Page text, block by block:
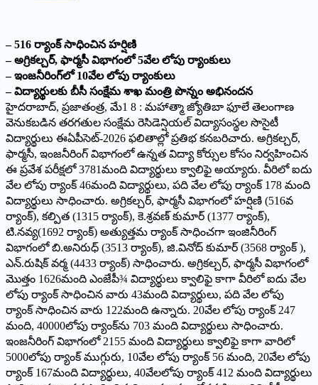
– 516 ర్యాంక్ సాధించిన హర్షిణి
– అగ్రికల్చర్, ఫార్మసీ విభాగంలో 5వేల లోపు ర్యాంకులు
– ఇంజనీరింగ్‌లో 10వేల లోపు ర్యాంకులు
– విద్యార్థులకు బీసీ సంక్షేమ శాఖ మంత్రి పొన్నం అభినందన
హైదరాబాద్, ప్రజాతంత్ర, మే1 8 : మహాత్మా జ్యోతిబా ఫూలే తెలంగాణ
వెనుకబడిన తరగతుల సంక్షేమ రెసిడెన్షియల్ విద్యాసంస్థల సొసైటీ
విద్యార్థులు ఈఏపీసెట్-2026 ఫలితాల్లో ప్రతిభ కనబరిచారు. అగ్రికల్చర్,
ఫార్మసీ, ఇంజనీరింగ్ విభాగంలో ఉన్నత విద్యా కోర్సుల కోసం నిర్వహించిన
ఈ ప్రవేశ పరీక్షలో 3781మంది విద్యార్థులు క్వాలిఫై అయ్యారు. వీరిలో ఐదు
వేల లోపు ర్యాంక్ 46మంది విద్యార్థులు, పది వేల లోపు ర్యాంక్ 178 మంది
విద్యార్థులు సాధించారు. అగ్రికల్చర్, ఫార్మసీ విభాగంలో హర్షిణి (516వ
ర్యాంక్), కల్పిత (1315 ర్యాంక్), కె.శ్రవణ్ కుమార్ (1377 ర్యాంక్),
టి.నవ్య(1692 ర్యాంక్) అత్యుత్తమ ర్యాంక్ సాధించగా ఇంజినీరింగ్
విభాగంలో బి.అనిరుధ్ (3513 ర్యాంక్), జి.వినోద్ కుమార్ (3568 ర్యాంక్ ),
ఎన్.రుషిక్ వర్మ (4433 ర్యాంక్) సాధించారు. అగ్రికల్చర్, ఫార్మసీ విభాగంలో
మొత్తం 1626మంది ఎంజేపీ¾ విద్యార్థులు క్వాలిఫై కాగా వీరిలో ఐదు వేల
లోపు ర్యాంక్ సాధించిన వారు 43మంది విద్యార్థులు, పది వేల లోపు
ర్యాంక్ సాధించిన వారు 122మంది ఉన్నారు. 20వేల లోపు ర్యాంక్ 247
మంది, 40000లోపు ర్యాంక్‌ను 703 మంది విద్యార్థులు సాధించారు.
ఇంజనీరింగ్ విభాగంలో 2155 మంది విద్యార్థులు క్వాలిఫై కాగా వారిలో
5000లోపు ర్యాంక్ ముగ్గురు, 10వేల లోపు ర్యాంక్ 56 మంది, 20వేల లోపు
ర్యాంక్ 167మంది విద్యార్థులు, 40వేలలోపు ర్యాంక్ 412 మంది విద్యార్థులు